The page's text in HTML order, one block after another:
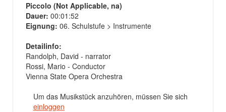
Piccolo (Not Applicable, na)
Dauer: 00:01:52
Eignung: 06. Schulstufe > Instrumente
Detailinfo:
Randolph, David - narrator
Rossi, Mario - Conductor
Vienna State Opera Orchestra
Um das Musikstück anzuhören, müssen Sie sich
einloggen